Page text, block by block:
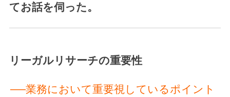
てお話を伺った。
リーガルリサーチの重要性
──業務において重要視しているポイント